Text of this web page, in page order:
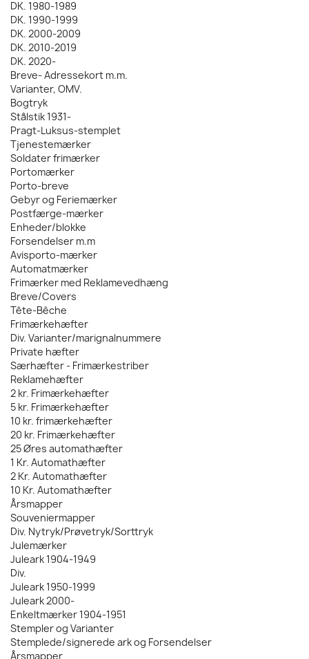
DK. 1980-1989
DK. 1990-1999
DK. 2000-2009
DK. 2010-2019
DK. 2020-
Breve- Adressekort m.m.
Varianter, OMV.
Bogtryk
Stålstik 1931-
Pragt-Luksus-stemplet
Tjenestemærker
Soldater frimærker
Portomærker
Porto-breve
Gebyr og Feriemærker
Postfærge-mærker
Enheder/blokke
Forsendelser m.m
Avisporto-mærker
Automatmærker
Frimærker med Reklamevedhæng
Breve/Covers
Tête-Bêche
Frimærkehæfter
Div. Varianter/marignalnummere
Private hæfter
Særhæfter - Frimærkestriber
Reklamehæfter
2 kr. Frimærkehæfter
5 kr. Frimærkehæfter
10 kr. frimærkehæfter
20 kr. Frimærkehæfter
25 Øres automathæfter
1 Kr. Automathæfter
2 Kr. Automathæfter
10 Kr. Automathæfter
Årsmapper
Souveniermapper
Div. Nytryk/Prøvetryk/Sorttryk
Julemærker
Juleark 1904-1949
Div.
Juleark 1950-1999
Juleark 2000-
Enkeltmærker 1904-1951
Stempler og Varianter
Stemplede/signerede ark og Forsendelser
Årsmapper